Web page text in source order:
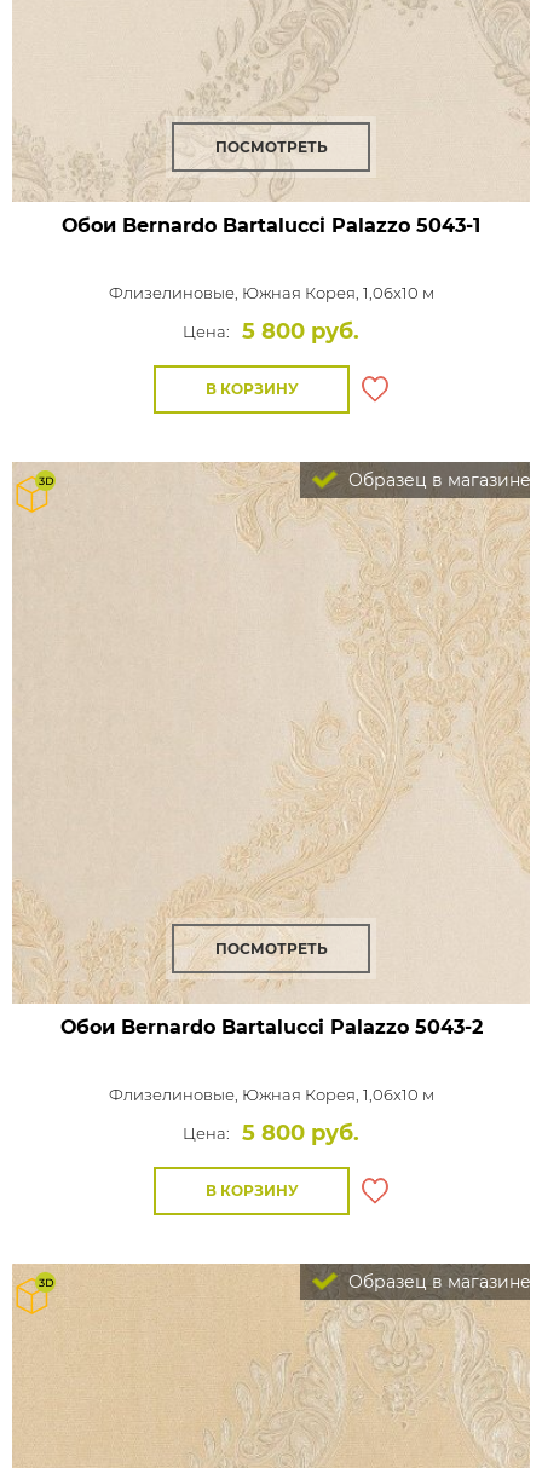
ПОСМОТРЕТЬ
Обои Bernardo Bartalucci Palazzo 5043-1
Флизелиновые, Южная Корея, 1,06x10 м
Цена:
5 800 руб.
В КОРЗИНУ
Образец в магазине
ПОСМОТРЕТЬ
Обои Bernardo Bartalucci Palazzo5043-2
Флизелиновые, Южная Корея, 1,06x10 м
Цена:
5 800 руб.
В КОРЗИНУ
Образец в магазине